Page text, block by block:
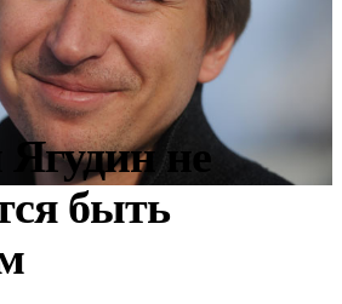
Ягудин не
быть